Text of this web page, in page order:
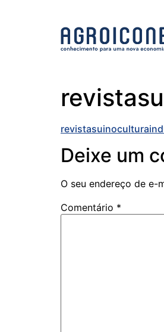
Deixe um
O seu endereço de e-
Comentário *